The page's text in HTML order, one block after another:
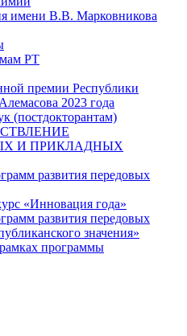
имени В.В. Марковникова
РТ
премии Республики
2023 года
(постдокторантам)
И ПРИКЛАДНЫХ
развития передовых
«Инновация года»
развития передовых
значения»
программы